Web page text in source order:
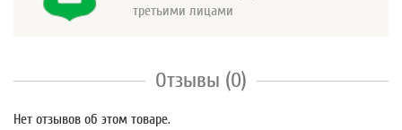
третьими лицами
Отзывы (0)
Нет отзывов об этом товаре.